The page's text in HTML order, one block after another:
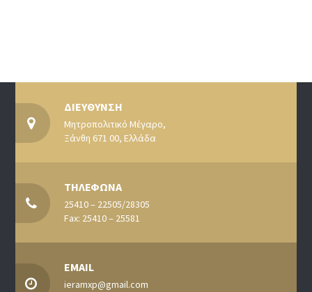
ΔΙΕΥΘΥΝΣΗ
Μητροπολιτικό Μέγαρο,
Ξάνθη 671 00, Ελλάδα
ΤΗΛΕΦΩΝΑ
25410 – 22505/28305
Fax: 25410 – 25581
EMAIL
ieramxp@gmail.com